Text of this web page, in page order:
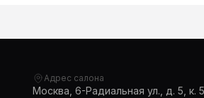
Адрес салона
Москва, 6-Радиальная ул., д. 5, к. 5